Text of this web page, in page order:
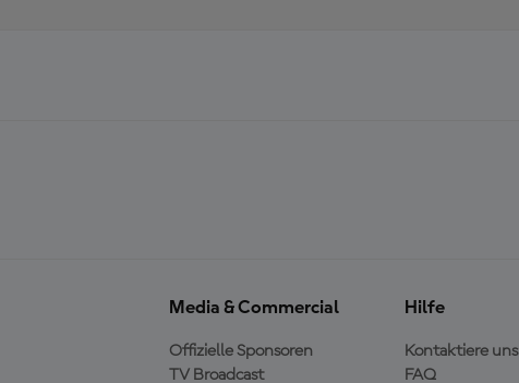
Media & Commercial
Offizielle Sponsoren
TV Broadcast
Hilfe
Kontaktiere uns
FAQ